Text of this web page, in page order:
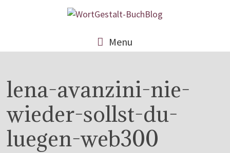
Menu
lena-avanzini-nie-
wieder-sollst-du-
luegen-web300